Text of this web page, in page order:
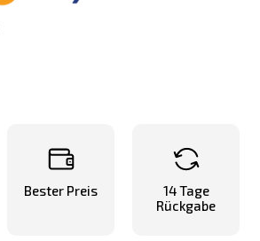
Bester Preis
14 Tage
Rückgabe